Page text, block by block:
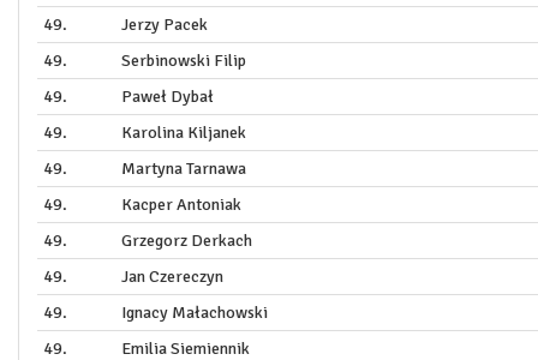
49.
Jerzy Pacek
49.
Serbinowski Filip
49.
Paweł Dybał
49.
Karolina Kiljanek
49.
Martyna Tarnawa
49.
Kacper Antoniak
49.
Grzegorz Derkach
49.
Jan Czereczyn
49.
Ignacy Małachowski
49.
Emilia Siemiennik